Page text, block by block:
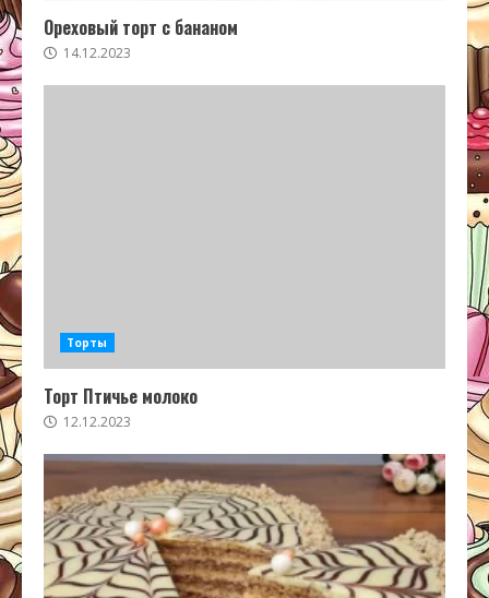
Ореховый торт с бананом
14.12.2023
Торты
Торт Птичье молоко
12.12.2023